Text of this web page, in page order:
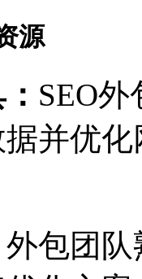
源
SEO
并优化
外包团队